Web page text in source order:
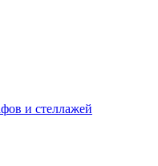
и стеллажей